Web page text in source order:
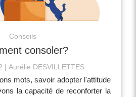
Conseils
consoler?
Aurélie DESVILLETTES
mots, savoir adopter l'attitude
la capacité de reconforter la